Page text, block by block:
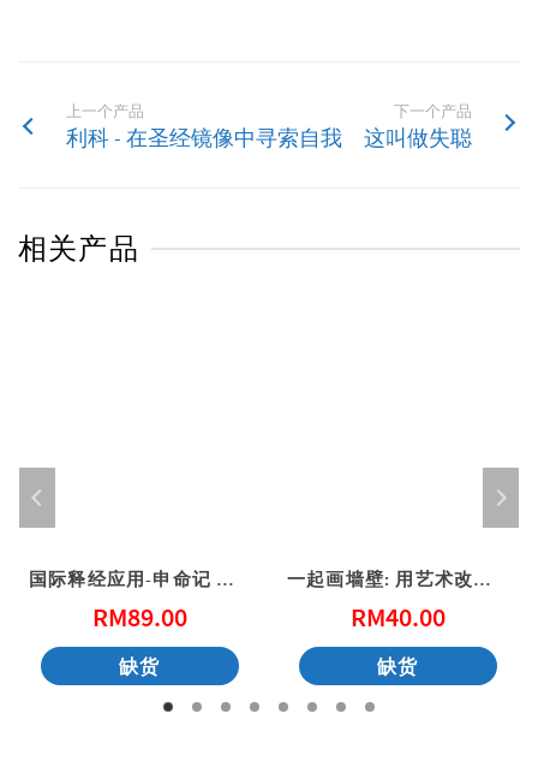
上一个产品
利科 - 在圣经镜像中寻索自我
下一个产品
这叫做失聪
相关产品
国际释经应用-申命记 上（简体）
RM89.00
缺货
一起画墙壁: 用艺术改变社区 (港版)
RM40.00
缺货